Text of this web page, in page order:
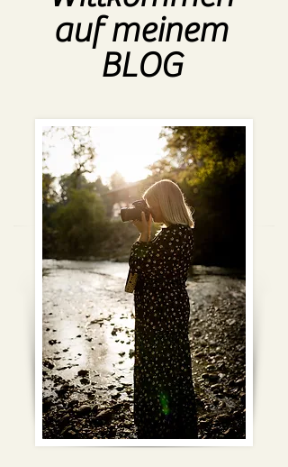
auf meinem
BLOG